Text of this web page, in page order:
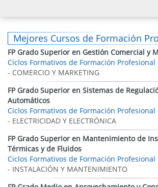
Mejores Cursos de Formación
FP Grado Superior en Gestión Comercial y
Ciclos Formativos de Formación
- COMERCIO Y MARKETING
FP Grado Superior en Sistemas de
Automáticos
Ciclos Formativos de Formación
- ELECTRICIDAD Y ELECTRÓNICA
FP Grado Superior en Mantenimiento de
Térmicas y de Fluidos
Ciclos Formativos de Formación
- INSTALACIÓN Y MANTENIMIENTO